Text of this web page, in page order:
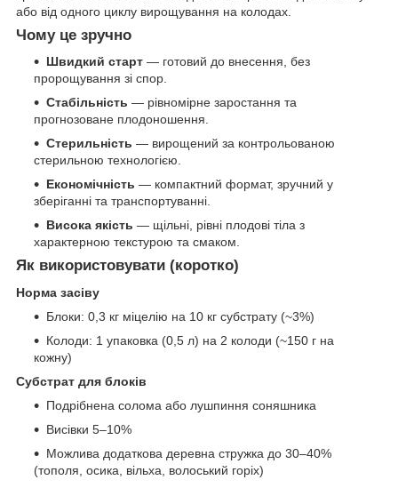
або від одного циклу вирощування на колодах.
Чому це зручно
Швидкий старт — готовий до внесення, без
пророщування зі спор.
Стабільність — рівномірне заростання та
прогнозоване плодоношення.
Стерильність — вирощений за контрольованою
стерильною технологією.
Економічність — компактний формат, зручний у
зберіганні та транспортуванні.
Висока якість — щільні, рівні плодові тіла з
характерною текстурою та смаком.
Як використовувати (коротко)
Норма засіву
Блоки: 0,3 кг міцелію на 10 кг субстрату (~3%)
Колоди: 1 упаковка (0,5 л) на 2 колоди (~150 г на
кожну)
Субстрат для блоків
Подрібнена солома або лушпиння соняшника
Висівки 5–10%
Можлива додаткова деревна стружка до 30–40%
(тополя, осика, вільха, волоський горіх)